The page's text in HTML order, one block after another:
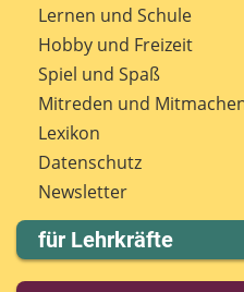
Kontakt
Impressum
Internet-ABC Sitemap
Barrierefreiheit
Länderprojekte
Lernen und Schule
Hobby und Freizeit
Spiel und Spaß
Mitreden und
Lexikon
Datenschutz
Newsletter
für Lehrkräfte